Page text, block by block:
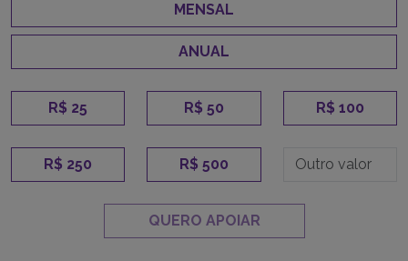
MENSAL
ANUAL
R$ 25 R$ 50 R$ 100
R$ 250 R$ 500
QUERO APOIAR